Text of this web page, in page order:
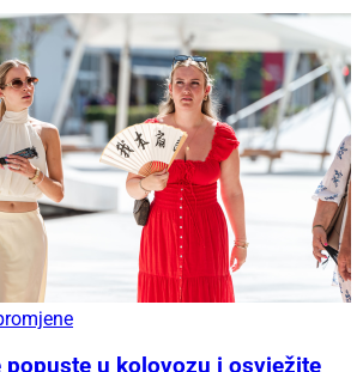
popuste u kolovozu i osvježite